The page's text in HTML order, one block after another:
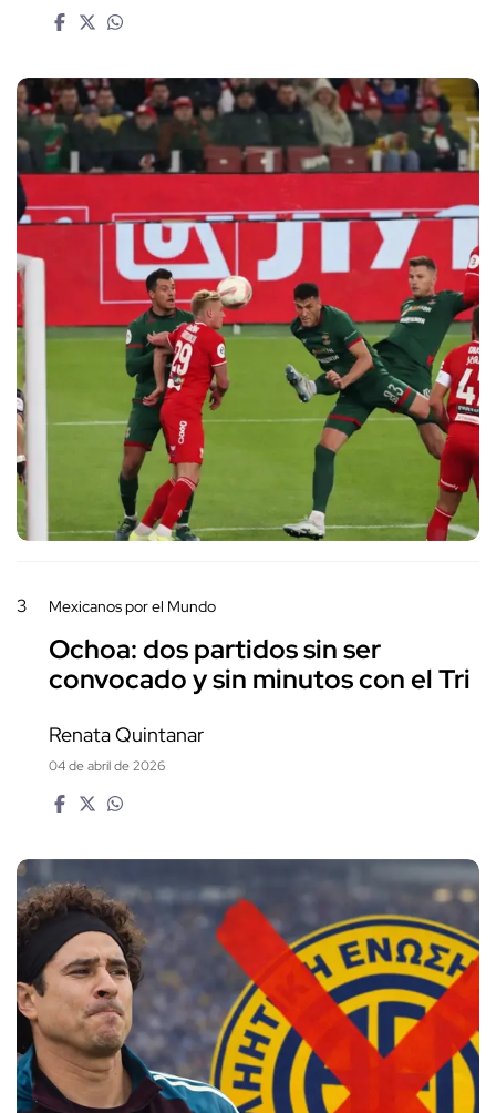
3 Mexicanos por el Mundo
Ochoa: dos partidos sin ser
convocado y sin minutos con el Tri
Renata Quintanar
04 de abril de 2026